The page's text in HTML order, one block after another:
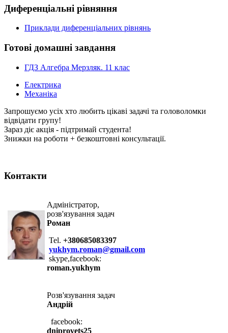
Диференціальні рівняння
Приклади диференціальних рівнянь
Готові домашні завдання
ГДЗ Алгебра Мерзляк. 11 клас
Електрика
Механіка
Запрошуємо усіх хто любить цікаві задачі та головоломки
відвідати групу!
Зараз діє акція - підтримай студента!
Знижки на роботи + безкоштовні консультації.
Контакти
Адміністратор,
розв'язування задач
Роман
Tel. +380685083397
yukhym.roman@gmail.com
skype,facebook:
roman.yukhym
Розв'язування задач
Андрій
facebook:
dniprovets25